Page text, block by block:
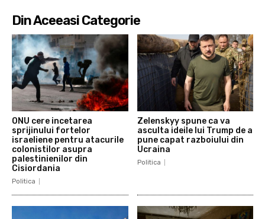
Din Aceeasi Categorie
ONU cere incetarea
sprijinului fortelor
israeliene pentru atacurile
colonistilor asupra
palestinienilor din
Cisiordania
Politica
Zelenskyy spune ca va
asculta ideile lui Trump de a
pune capat razboiului din
Ucraina
Politica